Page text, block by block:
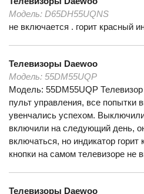
Модель: D65DH55UQNS
не включается . горит красный
Телевизоры Daewoo
Модель: 55DM55UQP
Модель: 55DM55UQP Телевизор
пульт управления, все попытки
увенчались успехом.
включили на следующий день,
включаться, но индикатор
кнопки на самом телевизоре не
Телевизоры Daewoo